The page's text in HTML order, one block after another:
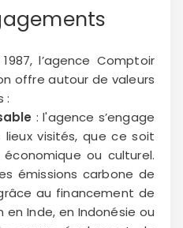
l’agence Comptoir
offre autour de valeurs
:
: l'agence s’engage
visités, que ce soit
ou culturel.
émissions carbone de
au financement de
Inde, en Indonésie ou